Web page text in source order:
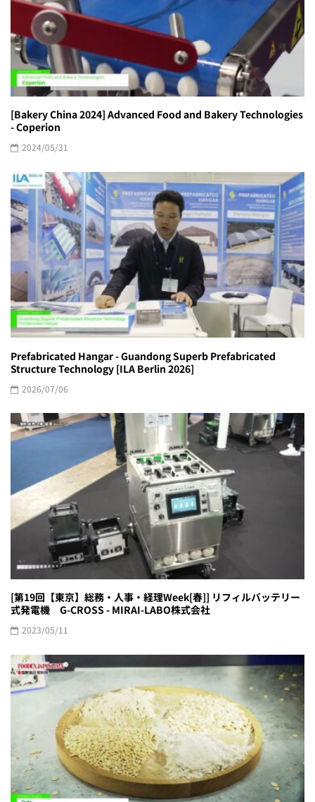
[Bakery China 2024] Advanced Food and Bakery Technologies
- Coperion
2024/05/31
Prefabricated Hangar - Guandong Superb Prefabricated
Structure Technology [ILA Berlin 2026]
2026/07/06
[第19回【東京】総務・人事・経理Week[春]] リフィルバッテリー
式発電機 G-CROSS - MIRAI-LABO株式会社
2023/05/11